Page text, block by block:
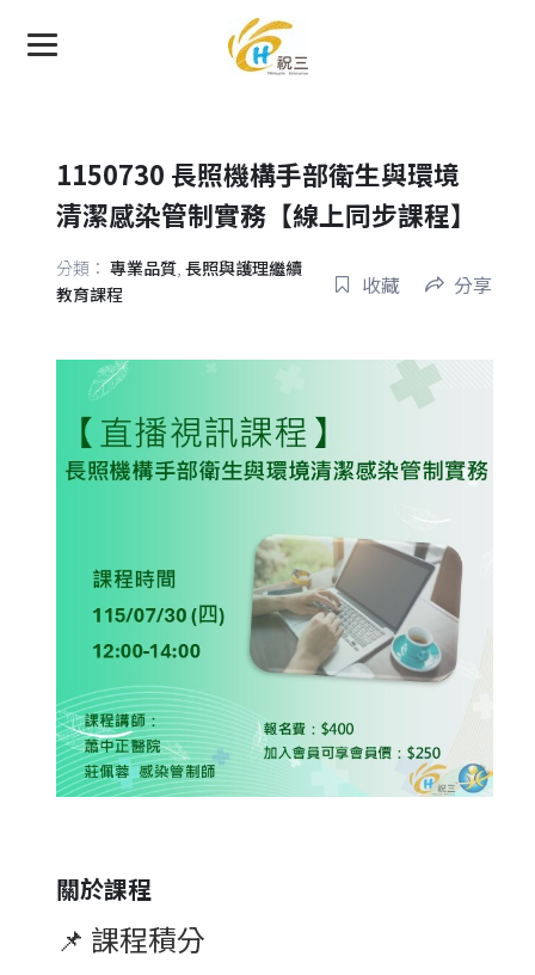
1150730 長照機構手部衛生與環境
清潔感染管制實務【線上同步課程】
分類： 專業品質, 長照與護理繼續
教育課程
收藏 分享
關於課程
📌 課程積分